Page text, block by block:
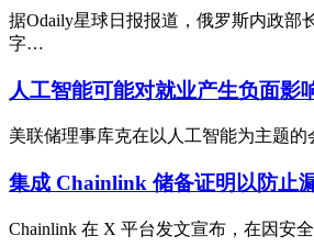
据Odaily星球日报报道，俄罗斯内政部
字…
人工智能可能对就业产生负面影
美联储理事库克在以人工智能为主题
集成 Chainlink 储备证明以防止
Chainlink 在 X 平台发文宣布，在因安